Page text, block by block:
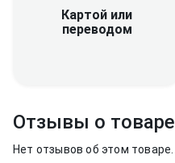
Картой или
переводом
Отзывы о товаре
Нет отзывов об этом товаре.